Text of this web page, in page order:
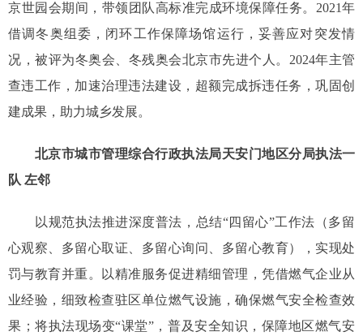
京世园会期间，带领团队高标准完成环境保障任务。2021年
借调冬奥组委，闭环工作保障场馆运行，妥善应对突发情
况，被评为冬奥会、冬残奥会北京市先进个人。2024年主管
查违工作，加速治理违法建设，超额完成拆违任务，巩固创
建成果，助力城乡发展。
北京市城市管理综合行政执法局天安门地区分局执法一
队 左邻
以规范执法推进深度普法，总结“四留心”工作法（多留
心观察、多留心取证、多留心询问、多留心教育），实现处
罚与教育并重。以精准服务促进精细管理，凭借燃气企业从
业经验，细致检查驻区单位燃气设施，确保燃气安全检查效
果；将执法现场变“课堂”，普及安全知识，保障地区燃气安